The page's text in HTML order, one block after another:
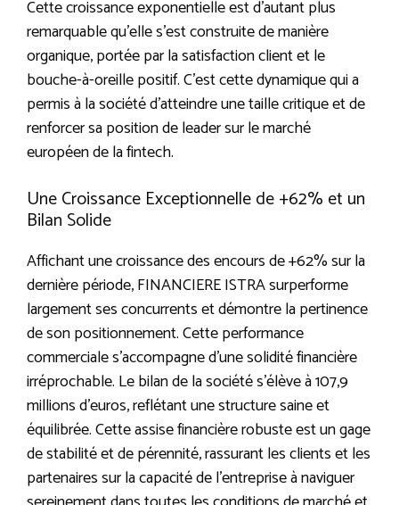
Cette croissance exponentielle est d’autant plus
remarquable qu’elle s’est construite de manière
organique, portée par la satisfaction client et le
bouche-à-oreille positif. C’est cette dynamique qui a
permis à la société d’atteindre une taille critique et de
renforcer sa position de leader sur le marché
européen de la fintech.
Une Croissance Exceptionnelle de +62% et un
Bilan Solide
Affichant une croissance des encours de +62% sur la
dernière période, FINANCIERE ISTRA surperforme
largement ses concurrents et démontre la pertinence
de son positionnement. Cette performance
commerciale s’accompagne d’une solidité financière
irréprochable. Le bilan de la société s’élève à 107,9
millions d’euros, reflétant une structure saine et
équilibrée. Cette assise financière robuste est un gage
de stabilité et de pérennité, rassurant les clients et les
partenaires sur la capacité de l’entreprise à naviguer